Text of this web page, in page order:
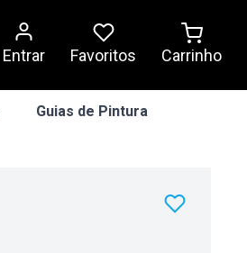
Entrar Favoritos Carrinho
Guias de Pintura